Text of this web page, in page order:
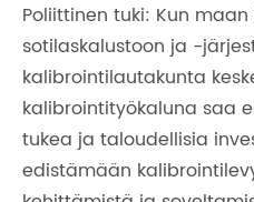
Poliittinen tuki: Kun
sotilaskalustoon ja -
kalibrointilautakunta
kalibrointityökaluna saa
tukea ja taloudellisia
edistämään